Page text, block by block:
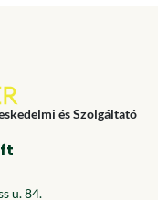
és Szolgáltató
u. 84.